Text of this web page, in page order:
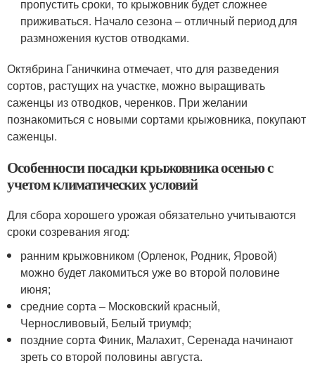
пропустить сроки, то крыжовник будет сложнее
приживаться. Начало сезона – отличный период для
размножения кустов отводками.
Октябрина Ганичкина отмечает, что для разведения
сортов, растущих на участке, можно выращивать
саженцы из отводков, черенков. При желании
познакомиться с новыми сортами крыжовника, покупают
саженцы.
Особенности посадки крыжовника осенью с
учетом климатических условий
Для сбора хорошего урожая обязательно учитываются
сроки созревания ягод:
ранним крыжовником (Орленок, Родник, Яровой)
можно будет лакомиться уже во второй половине
июня;
средние сорта – Московский красный,
Черносливовый, Белый триумф;
поздние сорта Финик, Малахит, Серенада начинают
зреть со второй половины августа.